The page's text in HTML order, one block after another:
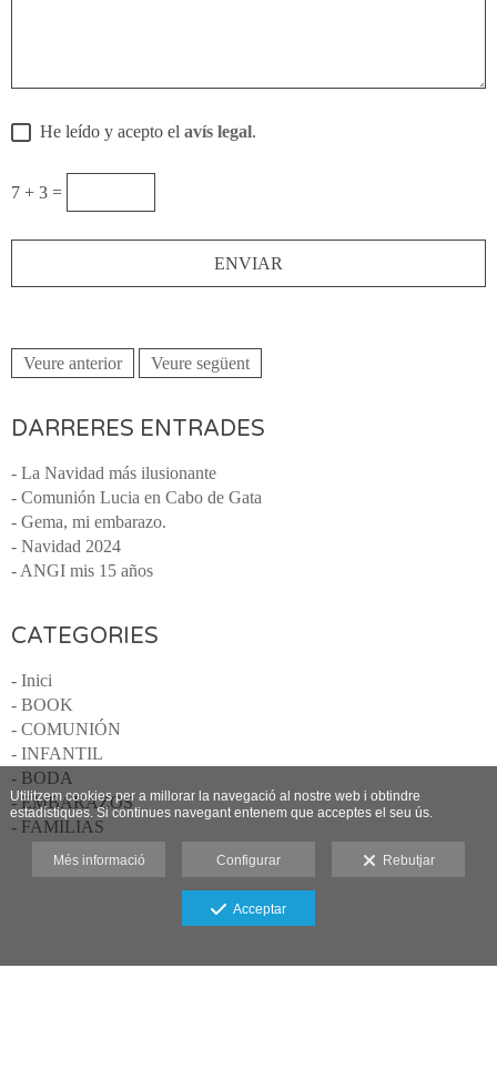
He leído y acepto el avís legal.
7 + 3 =
Veure anterior Veure següent
DARRERES ENTRADES
- La Navidad más ilusionante
- Comunión Lucia en Cabo de Gata
- Gema, mi embarazo.
- Navidad 2024
- ANGI mis 15 años
CATEGORIES
- Inici
- BOOK
- COMUNIÓN
- INFANTIL
- BODA
- EMBARAZOS
- FAMILIAS
Utilitzem cookies per a millorar la navegació al nostre web i obtindre
estadístiques. Si continues navegant entenem que acceptes el seu ús.
Més informació Configurar Rebutjar
Acceptar